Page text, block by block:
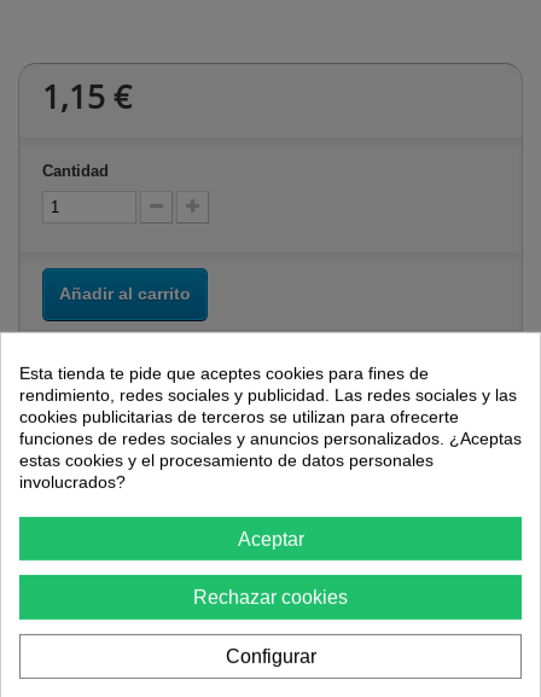
1,15 €
Cantidad
Añadir al carrito
En Ferretería VTC ofrecemos a nuestros clientes la opción de
financiacióna través de
150 €y no superen los6.000 €. Puede consultar todas las
opciones de financiación una vez acceda a su carrito y
seleccione la opción de pago mediante financiación.
Esta tienda te pide que aceptes cookies para fines de
rendimiento, redes sociales y publicidad. Las redes sociales y las
cookies publicitarias de terceros se utilizan para ofrecerte
funciones de redes sociales y anuncios personalizados. ¿Aceptas
estas cookies y el procesamiento de datos personales
involucrados?
Aceptar
Rechazar cookies
Configurar